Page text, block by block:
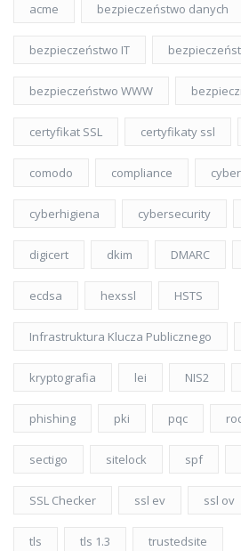
acme bezpieczeństwo danych
bezpieczeństwo IT
bezpieczeństwo WWW
certyfikat SSL certyfikaty ssl
comodo compliance
cyberhigiena cybersecurity
digicert dkim DMARC
ecdsa hexssl HSTS
Infrastruktura Klucza Publicznego
kryptografia lei NIS2
phishing pki pqc
sectigo sitelock spf
SSL Checker ssl ev ssl ov
tls tls 1.3 trustedsite